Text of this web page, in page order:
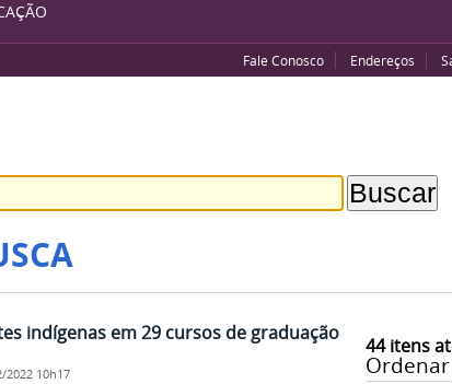
Fale Conosco Endereços
44itens
indígenas em 29 cursos de graduação
2022 10h17